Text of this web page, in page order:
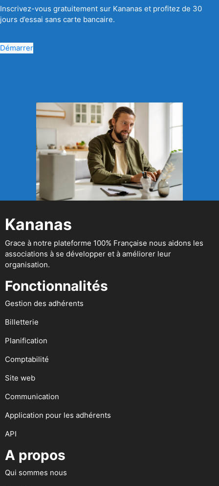
Inscrivez-vous gratuitement sur Kananas et profitez de 30
jours d’essai sans carte bancaire.
Démarrer
Kananas
Grace à notre plateforme 100% Française nous aidons les
associations à se développer et à améliorer leur
organisation.
Fonctionnalités
Gestion des adhérents
Billetterie
Planification
Comptabilité
Site web
Communication
Application pour les adhérents
API
A propos
Qui sommes nous